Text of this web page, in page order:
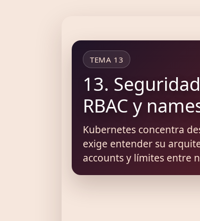
TEMA 13
13.
RBAC y
Kubernetes concentra
exige entender su
accounts y límites entre